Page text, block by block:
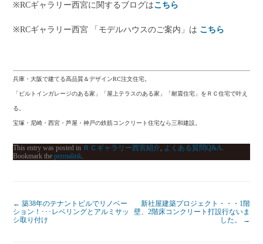
※RCギャラリー西宮に関するブログはこちら
※RCギャラリー西宮 「モデルハウスのご案内」は こちら
兵庫・大阪で建てる高品質＆デザインRC注文住宅。
「ビルトインガレージのある家」「屋上テラスのある家」「耐震住宅」をＲＣ住宅で叶え
る。
宝塚・尼崎・西宮・芦屋・神戸の鉄筋コンクリート住宅なら三和建設。
This entry was posted in ＲＣギャラリー西宮紹介, よくある質問Q&A.
Bookmark thepermalink.
← 築38年のテナントビルでリノベー
ション！･･･レベリングとアルミサッ
シ取り付け
新社屋建築プロジェクト・・・1階
壁、2階床コンクリート打設行ないま
した。
→